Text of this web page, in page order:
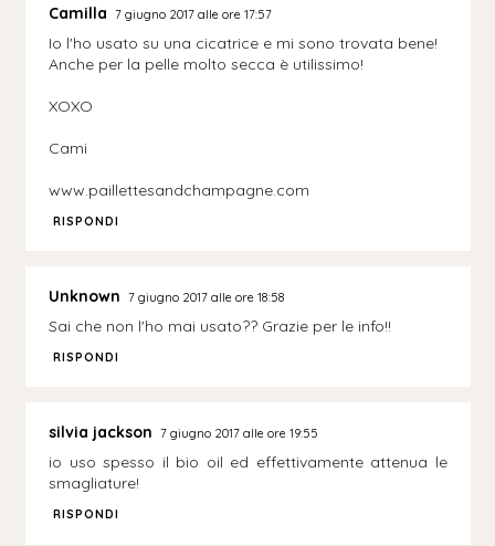
Camilla 7 giugno 2017 alle ore 17:57
Io l'ho usato su una cicatrice e mi sono trovata bene!
Anche per la pelle molto secca è utilissimo!
XOXO
Cami
www.paillettesandchampagne.com
RISPONDI
Unknown 7 giugno 2017 alle ore 18:58
Sai che non l'ho mai usato?? Grazie per le info!!
RISPONDI
silvia jackson 7 giugno 2017 alle ore 19:55
io uso spesso il bio oil ed effettivamente attenua le
smagliature!
RISPONDI